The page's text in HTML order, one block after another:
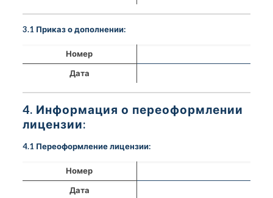
3.1 Приказ о дополнении:
Номер
Дата
4. Информация о переоформлении
лицензии:
4.1 Переоформление лицензии:
Номер
Дата